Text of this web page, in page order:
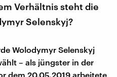
Verhältnis steht die
Selenskyj?
Wolodymyr Selenskyj
– als jüngster in der
dem 20.05.2019 arbeitete